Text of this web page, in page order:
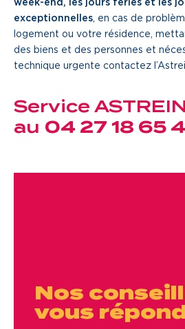
Notre culture
exceptionnelles , en cas de
logement ou votre résidence,
des biens et des personnes et
technique urgente contactez
Service
au 04 27 18 65
Nos
vous